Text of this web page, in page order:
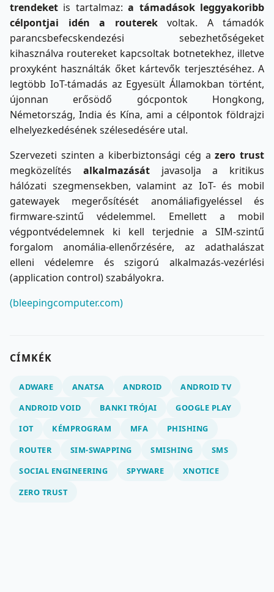
trendeket is tartalmaz:a támadások leggyakoribb
célpontjai idén a routerekvoltak. A támadók
parancsbefecskendezési sebezhetőségeket
kihasználva routereket kapcsoltak botnetekhez, illetve
proxyként használták őket kártevők terjesztéséhez. A
legtöbb IoT-támadás az Egyesült Államokban történt,
újonnan erősödő gócpontok Hongkong,
Németország, India és Kína, ami a célpontok földrajzi
elhelyezkedésének szélesedésére utal.
Szervezeti szinten a kiberbiztonsági cég azero trust
megközelítés alkalmazásátjavasolja a kritikus
hálózati szegmensekben, valamint az IoT- és mobil
gatewayek megerősítését anomáliafigyeléssel és
firmware-szintű védelemmel. Emellett a mobil
végpontvédelemnek ki kell terjednie a SIM-szintű
forgalom anomália-ellenőrzésére, az adathalászat
elleni védelemre és szigorú alkalmazás-vezérlési
(application control) szabályokra.
(bleepingcomputer.com)
CÍMKÉK
ADWARE ANATSA ANDROID
ANDROID TV
ANDROID VOID
BANKI TRÓJAI
GOOGLE PLAY
IOT
KÉMPROGRAM MFA
PHISHING
ROUTER
SIM-SWAPPING SMISHING
SMS
SOCIAL ENGINEERING
SPYWARE
XNOTICE
ZERO TRUST